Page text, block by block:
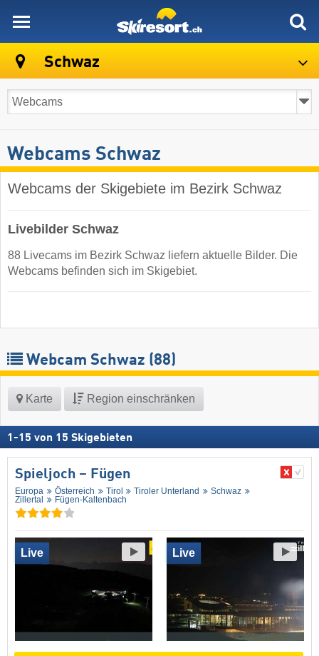
Schwaz
Webcams Schwaz
Webcams der Skigebiete im Bezirk Schwaz
Livebilder Schwaz
88 Livecams im Bezirk Schwaz liefern aktuelle Bilder. Die
Webcams befinden sich im Skigebiet.
Webcam Schwaz (88)
Karte Region einschränken
1 -15 von 15 Skigebieten
Spieljoch – Fügen
Europa Österreich Tirol Tiroler Unterland
Schwaz
Zillertal
Fügen-Kaltenbach
Live Live